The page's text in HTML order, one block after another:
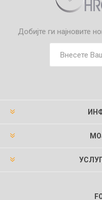
Добијте ги најновите